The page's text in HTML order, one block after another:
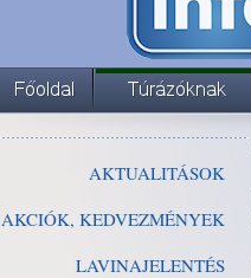
AKTUALITÁSOK
AKCIÓK, KEDVEZMÉNYEK
LAVINAJELENTÉS